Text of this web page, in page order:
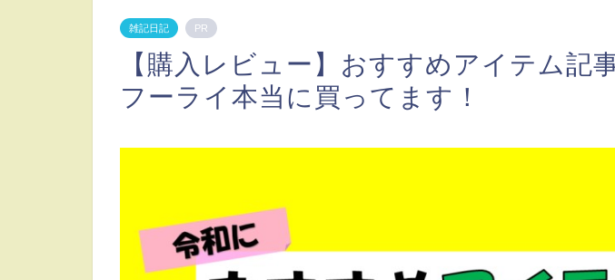
雑記日記 PR
【購入レビュー】おすすめアイテム記
フーライ本当に買ってます！